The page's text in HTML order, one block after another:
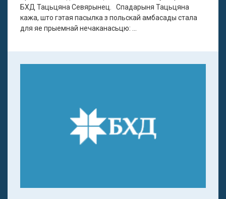
БХД Тацьцяна Севярынец. Спадарыня Тацьцяна
кажа, што гэтая пасылка з польскай амбасады стала
для яе прыемнай нечаканасьцю: ...